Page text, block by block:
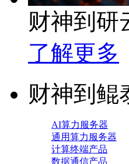
财神到研
了解更多
财神到鲲
AI算力服务器
通用算力服务器
计算终端产品
数据通信产品